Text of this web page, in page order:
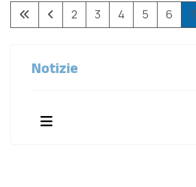
2 3 4 5 6 7
Notizie